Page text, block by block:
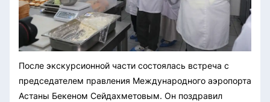
После экскурсионной части состоялась встреча с
председателем правления Международного аэропорта
Астаны Бекеном Сейдахметовым. Он поздравил